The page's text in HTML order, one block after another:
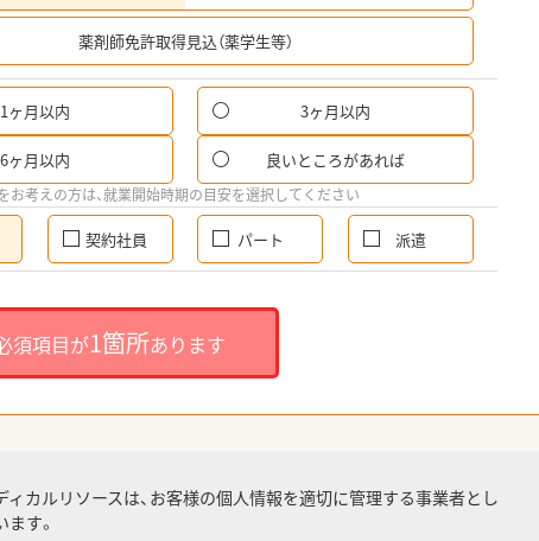
薬剤師免許取得見込（薬学生等）
1ヶ月以内 3ヶ月以内
6ヶ月以内 良いところがあれば
考えの方は、就業開始時期の目安を選択してください
契約社員 パート 派遣
須項目が1箇所あります
ィカルリソースは、お客様の個人情報を適切に管理する事業者とし
す。